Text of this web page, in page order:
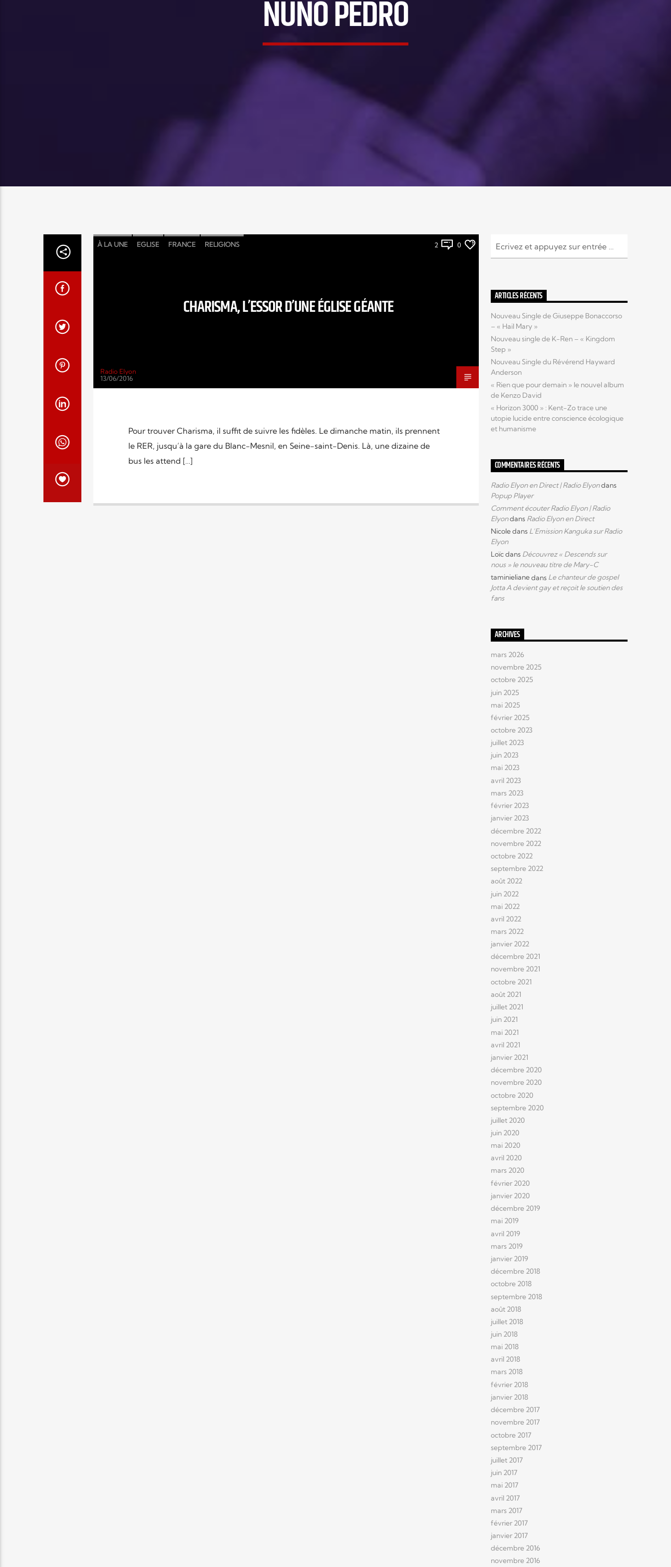
NUNO PEDRO
À LA UNE EGLISE FRANCE RELIGIONS 2 0
CHARISMA, L’ESSOR D’UNE ÉGLISE GÉANTE
Radio Elyon
13/06/2016
Pour trouver Charisma, il suffit de suivre les fidèles. Le dimanche matin, ils prennent
le RER, jusqu’à la gare du Blanc-Mesnil, en Seine-saint-Denis. Là, une dizaine de
bus les attend […]
ARTICLES RÉCENTS
Nouveau Single de Giuseppe Bonaccorso
– « Hail Mary »
Nouveau single de K-Ren – « Kingdom
Step »
Nouveau Single du Révérend Hayward
Anderson
« Rien que pour demain » le nouvel album
de Kenzo David
« Horizon 3000 » : Kent-Zo trace une
utopie lucide entre conscience écologique
et humanisme
COMMENTAIRES RÉCENTS
Radio Elyon en Direct | Radio Elyondans
Popup Player
Comment écouter Radio Elyon | Radio
Elyondans Radio Elyon en Direct
Nicoledans L’Emission Kanguka sur Radio
Elyon
Loïcdans Découvrez « Descends sur
nous » le nouveau titre de Mary-C
taminielianedans Le chanteur de gospel
Jotta A devient gay et reçoit le soutien des
fans
ARCHIVES
mars 2026
novembre 2025
octobre 2025
juin 2025
mai 2025
février 2025
octobre 2023
juillet 2023
juin 2023
mai 2023
avril 2023
mars 2023
février 2023
janvier 2023
décembre 2022
novembre 2022
octobre 2022
septembre 2022
août 2022
juin 2022
mai 2022
avril 2022
mars 2022
janvier 2022
décembre 2021
novembre 2021
octobre 2021
août 2021
juillet 2021
juin 2021
mai 2021
avril 2021
janvier 2021
décembre 2020
novembre 2020
octobre 2020
septembre 2020
juillet 2020
juin 2020
mai 2020
avril 2020
mars 2020
février 2020
janvier 2020
décembre 2019
mai 2019
avril 2019
mars 2019
janvier 2019
décembre 2018
octobre 2018
septembre 2018
août 2018
juillet 2018
juin 2018
mai 2018
avril 2018
mars 2018
février 2018
janvier 2018
décembre 2017
novembre 2017
octobre 2017
septembre 2017
juillet 2017
juin 2017
mai 2017
avril 2017
mars 2017
février 2017
janvier 2017
décembre 2016
novembre 2016